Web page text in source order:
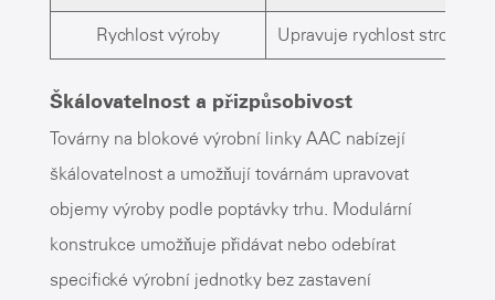
Rychlost výroby Upravuje rychlost strojů na
Škálovatelnost a přizpůsobivost
Továrny na blokové výrobní linky AAC nabízejí
škálovatelnost a umožňují továrnám upravovat
objemy výroby podle poptávky trhu. Modulární
konstrukce umožňuje přidávat nebo odebírat
specifické výrobní jednotky bez zastavení